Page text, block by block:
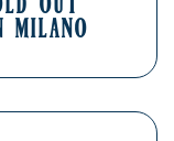
OUT
MILANO